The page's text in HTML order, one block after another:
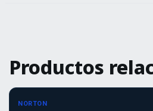
Productos
-10%
-10%OFF
NORTON